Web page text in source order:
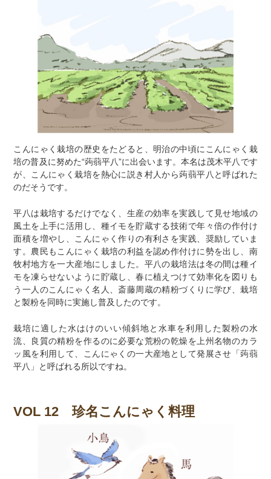
こんにゃく栽培の歴史をたどると、明治の中頃にこんにゃく栽
培の普及に努めた“蒟蒻平八”に出会います。本名は茂木平八です
が、こんにゃく栽培を熱心に説き村人から蒟蒻平八と呼ばれた
のだそうです。
平八は栽培するだけでなく、生産の効率を実践して見せ地域の
風土を上手に活用し、種イモを貯蔵する技術で年々倍の作付け
面積を増やし、こんにゃく作りの有利さを実践、奨励していま
す。農民もこんにゃく栽培の利益を認め作付けに勢を出し、南
牧村地方を一大産地にしました。平八の栽培法は冬の間は種イ
モを凍らせないように貯蔵し、春に植えつけて効率化を図りも
う一人のこんにゃく名人、斎藤周蔵の精粉づくりに学び、栽培
と製粉を同時に実施し普及したのです。
栽培に適した水はけのいい傾斜地と水車を利用した製粉の水
流、良質の精粉を作るのに必要な荒粉の乾燥を上州名物のカラ
ッ風を利用して、こんにゃくの一大産地として発展させ「蒟蒻
平八」と呼ばれる所以ですね。
VOL 12 珍名こんにゃく料理